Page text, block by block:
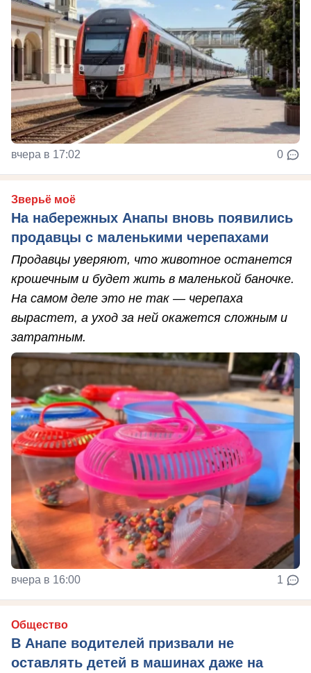
вчера в 17:02 0
Зверьё моё
На набережных Анапы вновь появились
продавцы с маленькими черепахами
Продавцы уверяют, что животное останется
крошечным и будет жить в маленькой баночке.
На самом деле это не так — черепаха
вырастет, а уход за ней окажется сложным и
затратным.
вчера в 16:00 1
Общество
В Анапе водителей призвали не
оставлять детей в машинах даже на